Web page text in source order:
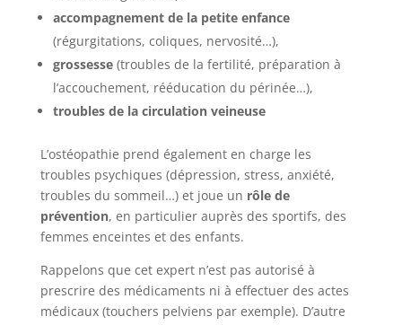
accompagnement de la petite enfance
(régurgitations, coliques, nervosité…),
grossesse(troubles de la fertilité, préparation à
l’accouchement, rééducation du périnée…),
troubles de la circulation veineuse
L’ostéopathie prend également en charge les
troubles psychiques (dépression, stress, anxiété,
troubles du sommeil…) et joue un rôle de
prévention, en particulier auprès des sportifs, des
femmes enceintes et des enfants.
Rappelons que cet expert n’est pas autorisé à
prescrire des médicaments ni à effectuer des actes
médicaux (touchers pelviens par exemple). D’autre